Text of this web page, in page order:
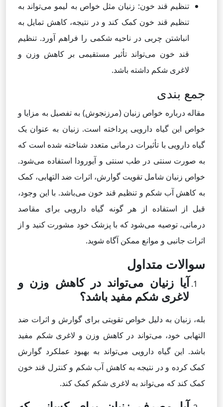
تنظیم قند خون: زنیان مثل خواص به لیمو می‌تواند به
تنظیم قند خون کمک کند و در نتیجه، کاهش تمایل به
انباشتن چربی در ناحیه شکمی را فراهم آورد. تنظیم
قند خون می‌تواند تأثیر مستقیمی بر کاهش وزن و
لاغری شکم داشته باشد.
جمع بندی
مقاله درباره خواص زنیان (مرزنجوش) به تفصیل به مزایا و
خواص این گیاه دارویی پرداخته است. زنیان به عنوان یک
گیاه دارویی با تأثیرات درمانی متعدد شناخته شده است که
به صورت سنتی در طب سنتی و آیورودا استفاده می‌شود.
خواص زنیان شامل تقویت گوارش، اثرات ضد التهابی، کمک
به کاهش آب شکم و تنظیم قند خون می‌باشد. با این وجود،
قبل از استفاده از هر گونه گیاه دارویی برای مقاصد
درمانی، توصیه می‌شود که با پزشک خود مشورت کنید و از
اثرات جانبی و موانع ممکن آگاه شوید.
سوالات متداول
آیا زنیان می‌تواند در کاهش وزن و
لاغری شکم مفید باشد؟
بله، زنیان به دلیل خواص تقویتی برای گوارش و اثرات ضد
التهابی خود، می‌تواند در کاهش وزن و لاغری شکم مفید
باشد. این گیاه دارویی می‌تواند به بهبود عملکرد گوارش
کمک کرده و در نتیجه به کاهش آب شکم و کنترل قند خون
کمک کند که می‌تواند به لاغری شکم کمک کند.